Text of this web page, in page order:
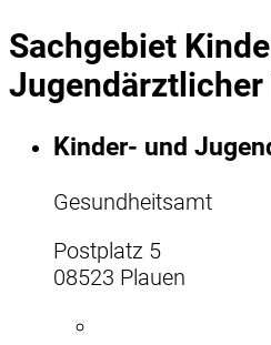
Sachgebiet
Jugendärztlicher
Kinder- und
Gesundheitsamt
Postplatz 5
08523 Plauen